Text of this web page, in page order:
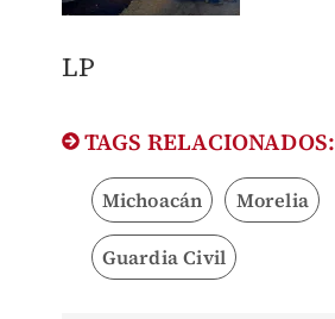
LP
TAGS RELACIONADOS:
Michoacán Morelia
Guardia Civil